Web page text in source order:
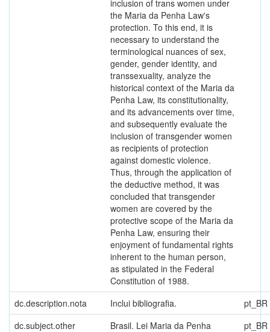
inclusion of trans women under
the Maria da Penha Law's
protection. To this end, it is
necessary to understand the
terminological nuances of sex,
gender, gender identity, and
transsexuality, analyze the
historical context of the Maria da
Penha Law, its constitutionality,
and its advancements over time,
and subsequently evaluate the
inclusion of transgender women
as recipients of protection
against domestic violence.
Thus, through the application of
the deductive method, it was
concluded that transgender
women are covered by the
protective scope of the Maria da
Penha Law, ensuring their
enjoyment of fundamental rights
inherent to the human person,
as stipulated in the Federal
Constitution of 1988.
dc.description.nota Inclui bibliografia.
pt_BR
dc.subject.other
Brasil. Lei Maria da Penha
pt_BR